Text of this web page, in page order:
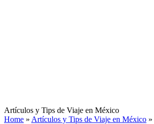
Artículos y Tips de Viaje en México
Home » Artículos y Tips de Viaje en México »